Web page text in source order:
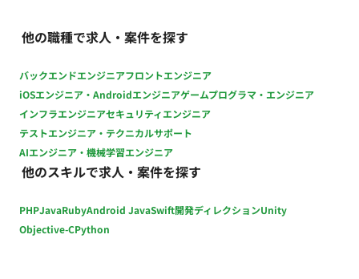
他の職種で求人・案件を探す
バックエンドエンジニアフロントエンジニア
iOSエンジニア・Androidエンジニアゲームプログラマ・エンジニア
インフラエンジニアセキュリティエンジニア
テストエンジニア・テクニカルサポート
AIエンジニア・機械学習エンジニア
他のスキルで求人・案件を探す
PHPJavaRubyAndroid JavaSwift開発ディレクションUnity
Objective-CPython